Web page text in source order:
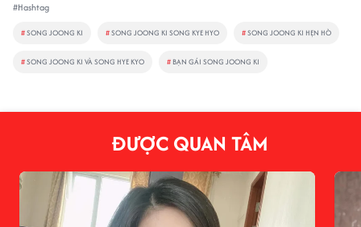
#Hashtag
#SONG JOONG KI #SONG JOONG KI SONG KYE HYO #SONG JOONG KI HẸN HÒ
#SONG JOONG KI VÀ SONG HYE KYO # BẠN GÁI SONG JOONG KI
ĐƯỢC QUAN TÂM